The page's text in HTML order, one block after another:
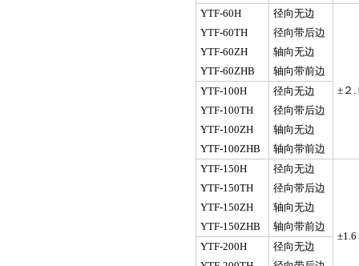
YTF-60H
YTF-60TH
YTF-60ZH
YTF-60ZHB
径向无边
径向带后边
轴向无边
轴向带前边
±２.
YTF-100H
YTF-100TH
YTF-100ZH
YTF-100ZHB
径向无边
径向带后边
轴向无边
轴向带前边
YTF-150H
YTF-150TH
YTF-150ZH
YTF-150ZHB
径向无边
径向带后边
轴向无边
轴向带前边
±1.6
YTF-200H
径向无边